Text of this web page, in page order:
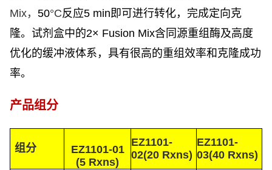
Mix， 50°C反应5 min即可进行转化，完成定向克
隆。 试剂盒中的2× Fusion Mix含同源重组酶及高度
优化的缓冲液体系，具有很高的重组效率和克隆成功
率。
产品组分
组分
EZ1101-01
(5 Rxns)
EZ1101-
02(20 Rxns)
EZ1101-
03(40 Rxns)